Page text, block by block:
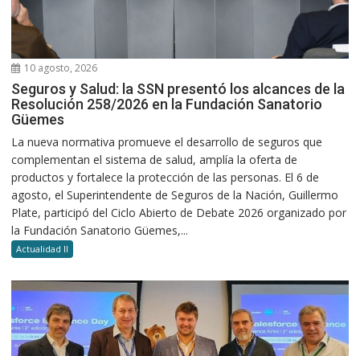
10 agosto, 2026
Seguros y Salud: la SSN presentó los alcances de la
Resolución 258/2026 en la Fundación Sanatorio
Güemes
La nueva normativa promueve el desarrollo de seguros que
complementan el sistema de salud, amplía la oferta de
productos y fortalece la protección de las personas. El 6 de
agosto, el Superintendente de Seguros de la Nación, Guillermo
Plate, participó del Ciclo Abierto de Debate 2026 organizado por
la Fundación Sanatorio Güemes,...
Actualidad II